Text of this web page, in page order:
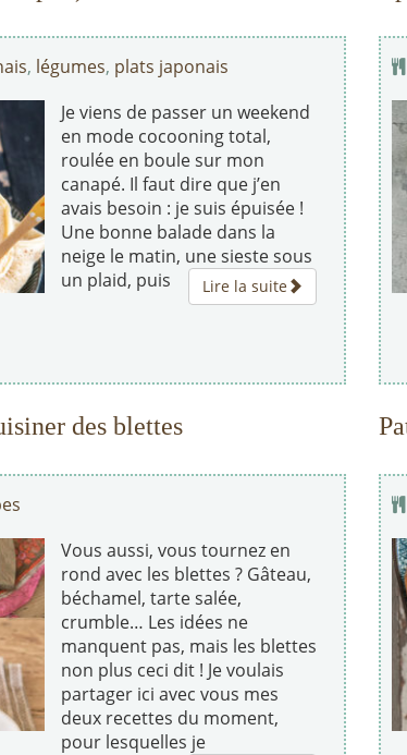
, légumes, plats japonais
Je viens de passer un weekend
en mode cocooning total,
roulée en boule sur mon
canapé. Il faut dire que j’en
avais besoin : je suis épuisée !
Une bonne balade dans la
neige le matin, une sieste sous
un plaid, puis
Lire la suite
des blettes
Vous aussi, vous tournez en
rond avec les blettes ? Gâteau,
béchamel, tarte salée,
crumble… Les idées ne
manquent pas, mais les blettes
non plus ceci dit ! Je voulais
partager ici avec vous mes
deux recettes du moment,
pour lesquelles je